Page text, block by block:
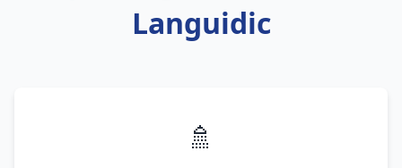
Languidic
🚿